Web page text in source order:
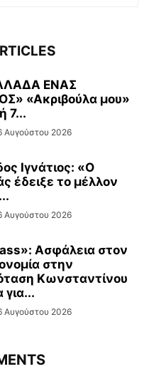
ΕΝΑΣ
«Ακριβούλα μου»
7...
Αυγούστου 2026
Ιγνάτιος: «Ο
έδειξε το μέλλον
Αυγούστου 2026
Ασφάλεια στον
στην
Κωνσταντίνου
για...
Αυγούστου 2026